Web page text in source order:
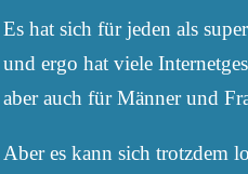
Es hat sich für jeden als
und ergo hat viele
aber auch für Männer und
Aber es kann sich trotzdem